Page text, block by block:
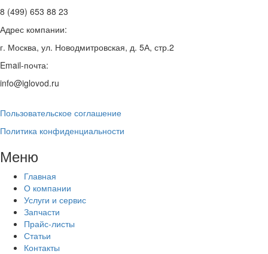
8 (499) 653 88 23
Адрес компании:
г. Москва, ул. Новодмитровская, д. 5А, стр.2
Email-почта:
info@iglovod.ru
Пользовательское соглашение
Политика конфиденциальности
Меню
Главная
О компании
Услуги и сервис
Запчасти
Прайс-листы
Статьи
Контакты